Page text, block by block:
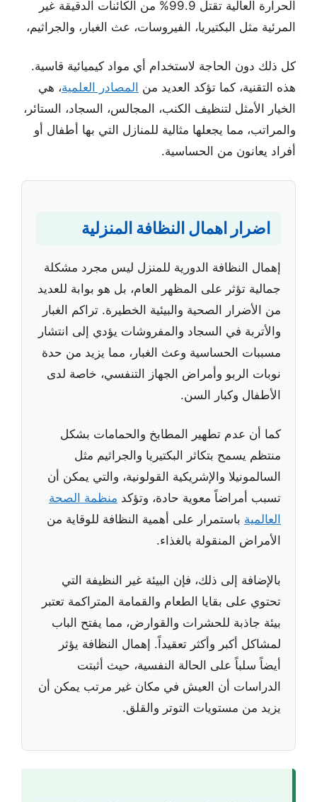
الحرارة العالية تقتل 99.9% من الكائنات الدقيقة غير
المرئية مثل البكتيريا، الفيروسات، عث الغبار، والجراثيم،
كل ذلك دون الحاجة لاستخدام أي مواد كيميائية قاسية.
هذه التقنية، كما تؤكد العديد من المصادر العلمية، هي
الخيار الأمثل لتنظيف الكنب، المجالس، السجاد، الستائر،
والمراتب، مما يجعلها مثالية للمنازل التي بها أطفال أو
أفراد يعانون من الحساسية.
اضرار اهمال النظافة المنزلية
إهمال النظافة الدورية للمنزل ليس مجرد مشكلة
جمالية تؤثر على المظهر العام، بل هو بوابة للعديد
من الأضرار الصحية والبيئية الخطيرة. تراكم الغبار
والأتربة في السجاد والمفروشات يؤدي إلى انتشار
مسببات الحساسية وعث الغبار، مما يزيد من حدة
نوبات الربو وأمراض الجهاز التنفسي، خاصة لدى
الأطفال وكبار السن.
كما أن عدم تطهير المطابخ والحمامات بشكل
منتظم يسمح بتكاثر البكتيريا والجراثيم مثل
السالمونيلا والإشريكية القولونية، والتي يمكن أن
تسبب أمراضاً معوية حادة، وتؤكد منظمة الصحة
العالمية باستمرار على أهمية النظافة للوقاية من
الأمراض المنقولة بالغذاء.
بالإضافة إلى ذلك، فإن البيئة غير النظيفة التي
تحتوي على بقايا الطعام والقمامة المتراكمة تعتبر
بيئة جاذبة للحشرات والقوارض، مما يفتح الباب
لمشاكل أكبر وأكثر تعقيداً. إهمال النظافة يؤثر
أيضاً سلباً على الحالة النفسية، حيث أثبتت
الدراسات أن العيش في مكان غير مرتب يمكن أن
يزيد من مستويات التوتر والقلق.